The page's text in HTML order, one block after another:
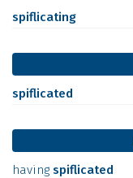
spiflicating
spiflicated
having spiflicated